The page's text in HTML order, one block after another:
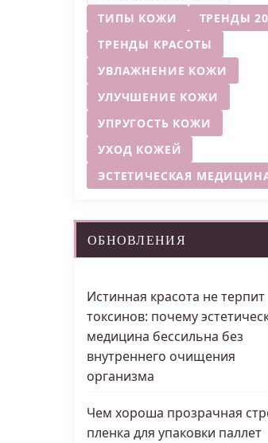
ТИПЫ КОЖИ
ТРЕНДЫ
ТРЕНДЫ КРАСОТЫ
УВЛАЖНЕНИЕ КОЖИ
УЛУЧШЕНИЕ КОЖИ
УПРУГОСТЬ КОЖИ
УХОД КОЖЕЙ
ЭСТЕТИЧЕСКАЯ
ОБНОВЛЕНИЯ
Истинная красота не терпит
токсинов: почему
медицина бессильна без
внутреннего очищения
организма
Чем хороша прозрачная
пленка для упаковки паллет